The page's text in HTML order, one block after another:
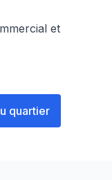
et
quartier